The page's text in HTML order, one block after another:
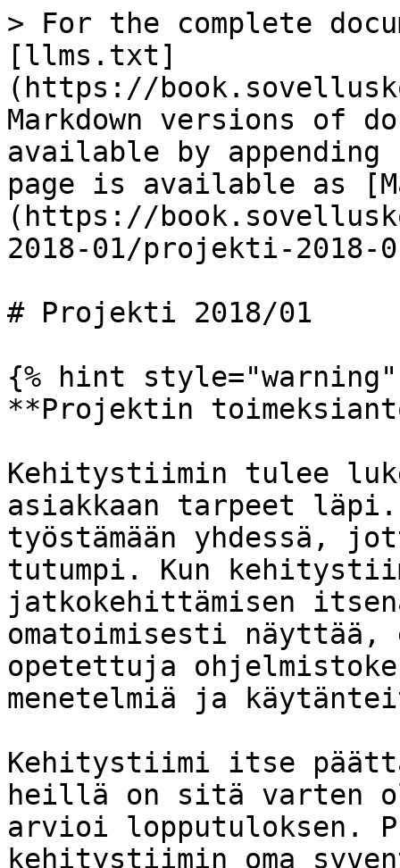
> For the complete
[llms.txt]
(https://
Markdown versions of
available by
page is available as
(https://
2018-01/projekti-2018-
# Projekti 2018/01
{% hint style="warning"
**Projektin
Kehitystiimin tulee
asiakkaan tarpeet
työstämään yhdessä,
tutumpi. Kun
jatkokehittämisen
omatoimisesti
opetettuja
menetelmiä ja
Kehitystiimi itse
heillä on sitä varten
arvioi lopputuloksen.
kehitystiimin oma